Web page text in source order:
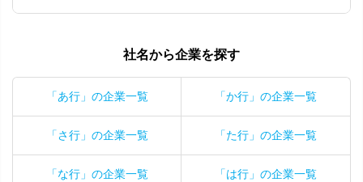
社名から企業を探す
「あ行」の企業一覧 「か行」の企業一覧
「さ行」の企業一覧 「た行」の企業一覧
「な行」の企業一覧 「は行」の企業一覧